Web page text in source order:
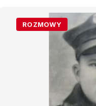
ROZMOWY